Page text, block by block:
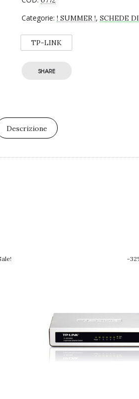
Categorie: ! SUMMER !, SCHEDE
TP-LINK
SHARE
Descrizione
-